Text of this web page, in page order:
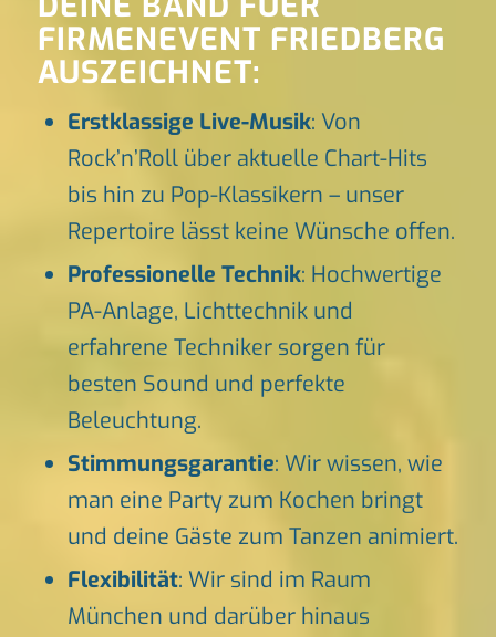
FIRMENEVENT FRIEDBERG
AUSZEICHNET:
Erstklassige Live-Musik: Von
Rock’n’Roll über aktuelle Chart-Hits
bis hin zu Pop-Klassikern – unser
Repertoire lässt keine Wünsche offen.
Professionelle Technik: Hochwertige
PA-Anlage, Lichttechnik und
erfahrene Techniker sorgen für
besten Sound und perfekte
Beleuchtung.
Stimmungsgarantie: Wir wissen, wie
man eine Party zum Kochen bringt
und deine Gäste zum Tanzen animiert.
Flexibilität: Wir sind im Raum
München und darüber hinaus